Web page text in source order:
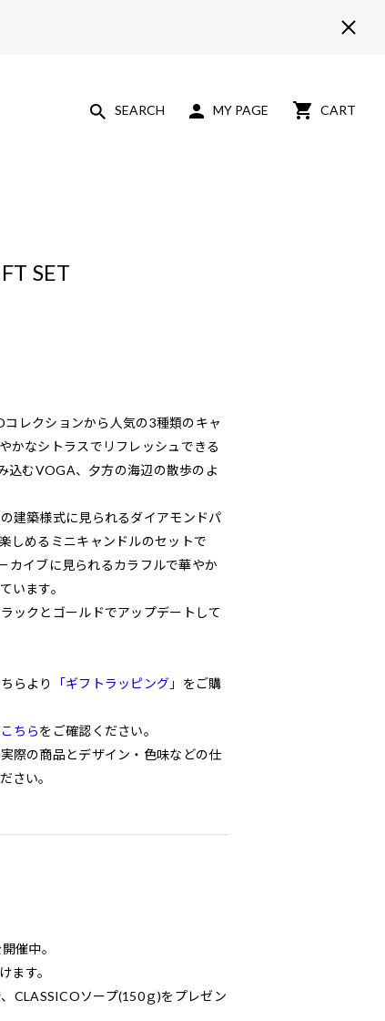
SEARCH MY PAGE CART
SET
レクションから人気の3種類のキャ
かなシトラスでリフレッシュできる
込むVOGA、夕方の海辺の散歩のよ
建築様式に見られるダイアモンドパ
しめるミニキャンドルのセットで
カイブに見られるカラフルで華やか
います。
ックとゴールドでアップデートして
らより 「ギフトラッピング」 をご購
こちらをご確認ください。
際の商品とデザイン・色味などの仕
さい。
催中。
ます。
CLASSICOソープ(150ｇ)をプレゼン